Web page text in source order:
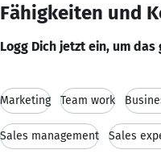
Fähigkeiten und
Logg Dich jetzt ein, um
Marketing Team work
Sales management Sales